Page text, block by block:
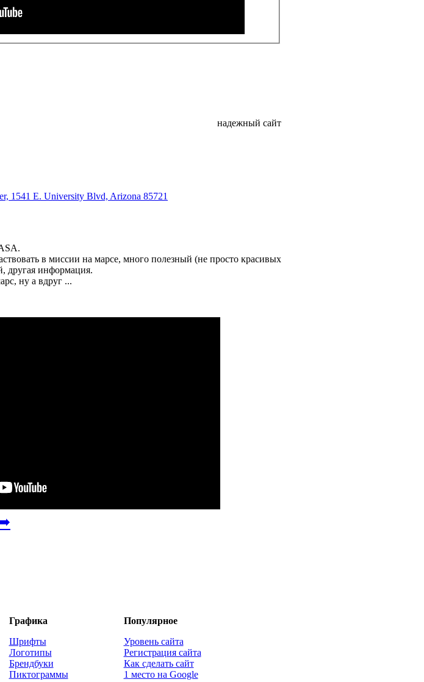
надежный сайт
1541 E. University Blvd, Arizona 85721
в миссии на марсе, много полезный (не просто красивых
другая информация.
ну а вдруг ...
Графика
Шрифты
Логотипы
Брендбуки
Пиктограммы
Популярное
Уровень сайта
Регистрация сайта
Как сделать сайт
1 место на Google